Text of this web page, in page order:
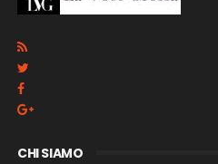
CHI SIAMO